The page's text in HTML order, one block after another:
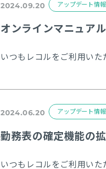
2024.09.20 アップデート情報
オンラインマニュア
2024.06.20 アップデート情報
勤務表の確定機能の